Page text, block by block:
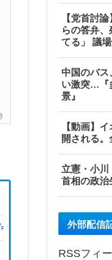
道になりすまして
【党首討
らの答弁
てる」 議
中国のバ
い激突…『
景』
【動画】
開される
立憲・小川
首相の政治
外部配信
RSSフィ